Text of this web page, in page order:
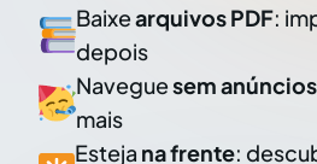
Baixearquivos PDF:
depois
Naveguesem anúncios
mais
Esteja na frente: